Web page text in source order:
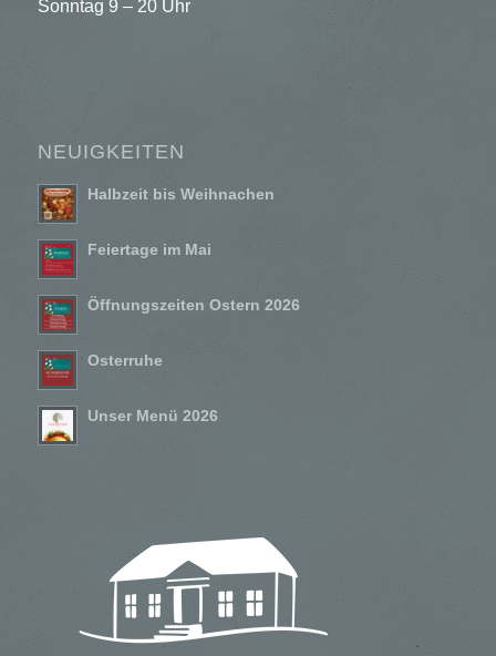
Sonntag 9 – 20 Uhr
NEUIGKEITEN
Halbzeit bis Weihnachen
Feiertage im Mai
Öffnungszeiten Ostern 2026
Osterruhe
Unser Menü 2026